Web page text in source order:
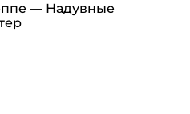
— Надувные